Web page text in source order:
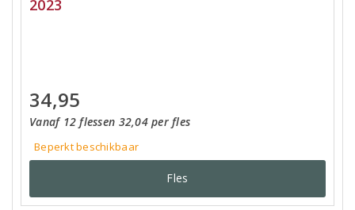
2023
34,95
Vanaf 12 flessen 32,04 per fles
Beperkt beschikbaar
Fles